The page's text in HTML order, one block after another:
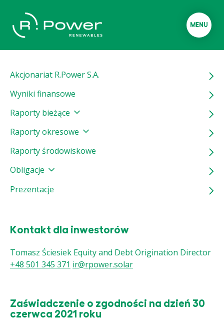
MENU
Akcjonariat R.Power S.A.
Wyniki finansowe
Raporty bieżące
Raporty okresowe
Raporty środowiskowe
Obligacje
Prezentacje
Kontakt dla inwestorów
Tomasz Ściesiek Equity and Debt Origination Director
+48 501 345 371 ir@rpower.solar
Zaświadczenie o zgodności na dzień 30
czerwca 2021 roku